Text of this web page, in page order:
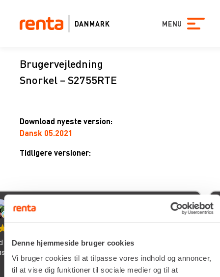
Denne hjemmeside bruger cookies
Vi bruger cookies til at tilpasse vores indhold og annoncer,
til at vise dig funktioner til sociale medier og til at
DANMARK MENU
Brugervejledning
Snorkel – S2755RTE
Download nyeste version:
Dansk 05.2021
Tidligere versioner:
udsen
2026
og søde chauffør som lever dine
man